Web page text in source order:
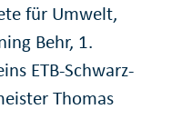
für Umwelt,
Behr, 1.
ETB-Schwarz-
Thomas